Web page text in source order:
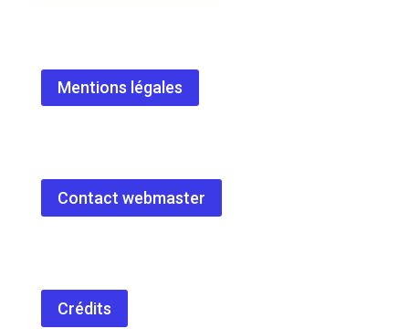
Mentions légales
Contact webmaster
Crédits